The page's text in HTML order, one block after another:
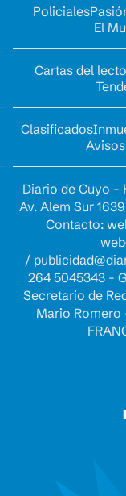
Policiales
El
Cartas del
Clasificados
Diario de Cuyo -
Av. Alem Sur
Contacto:
/
264 5045343 -
Secretario de
Mario Romero